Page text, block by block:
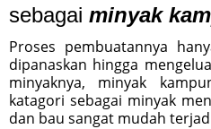
sebagai minyak
Proses pembuatannya
dipanaskan hingga
minyaknya, minyak
katagori sebagai minyak
dan bau sangat mudah